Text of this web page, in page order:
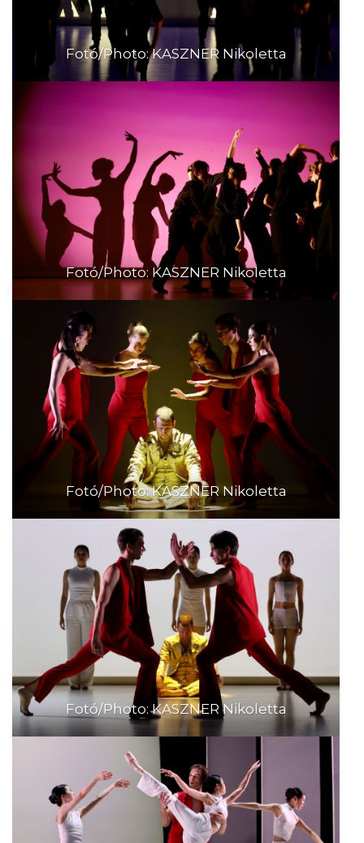
Fotó/Photo: KASZNER Nikoletta
Fotó/Photo: KASZNER Nikoletta
Fotó/Photo: KASZNER Nikoletta
Fotó/Photo: KASZNER Nikoletta